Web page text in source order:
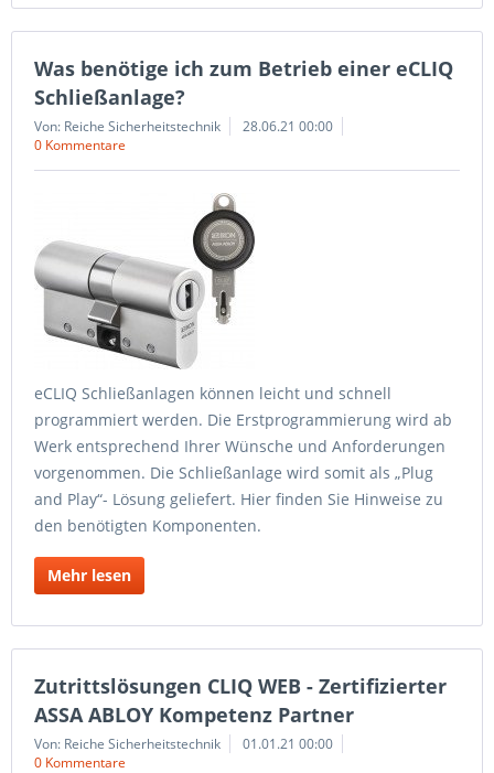
Was benötige ich zum Betrieb einer eCLIQ
Schließanlage?
Von: Reiche Sicherheitstechnik
28.06.21 00:00
0 Kommentare
eCLIQ Schließanlagen können leicht und schnell
programmiert werden. Die Erstprogrammierung wird ab
Werk entsprechend Ihrer Wünsche und Anforderungen
vorgenommen. Die Schließanlage wird somit als „Plug
and Play“- Lösung geliefert. Hier finden Sie Hinweise zu
den benötigten Komponenten.
Mehr lesen
Zutrittslösungen CLIQ WEB - Zertifizierter
ASSA ABLOY Kompetenz Partner
Von: Reiche Sicherheitstechnik
01.01.21 00:00
0 Kommentare